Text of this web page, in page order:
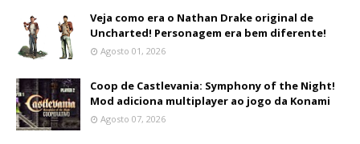
Veja como era o Nathan Drake original de
Uncharted! Personagem era bem diferente!
Agosto 01, 2026
Coop de Castlevania: Symphony of the Night!
Mod adiciona multiplayer ao jogo da Konami
Agosto 07, 2026